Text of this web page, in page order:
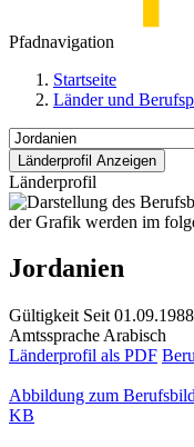
Pfadnavigation
Startseite
Länder und
Länderprofil
Jordanien
Gültigkeit Seit 01.09.1988
Amtssprache Arabisch
Länderprofil als PDF
Abbildung zum
KB